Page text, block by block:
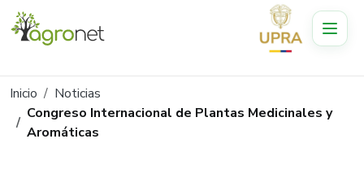
Ruta de navegación
Inicio
Noticias
Congreso Internacional de Plantas Medicinales y
Aromáticas